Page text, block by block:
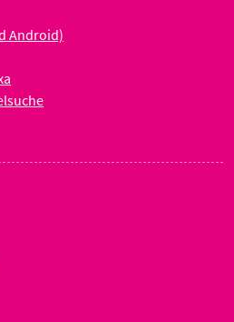
Android)